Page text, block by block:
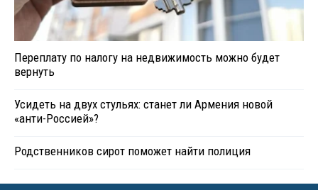
Переплату по налогу на недвижимость можно будет
вернуть
Усидеть на двух стульях: станет ли Армения новой
«анти-Россией»?
Родственников сирот поможет найти полиция